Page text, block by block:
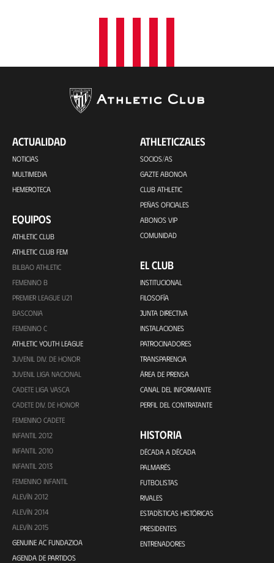
ACTUALIDAD
NOTICIAS
MULTIMEDIA
HEMEROTECA
EQUIPOS
ATHLETIC CLUB
ATHLETIC CLUB FEM
BILBAO ATHLETIC
FEMENINO B
PREMIER LEAGUE U21
BASCONIA
FEMENINO C
ATHLETIC YOUTH LEAGUE
JUVENIL DIV. DE HONOR
JUVENIL LIGA NACIONAL
CADETE LIGA VASCA
CADETE DIV. DE HONOR
FEMENINO CADETE
INFANTIL 2012
INFANTIL 2010
INFANTIL 2013
FEMENINO INFANTIL
ALEVÍN 2012
ALEVÍN 2014
ALEVÍN 2015
GENUINE AC FUNDAZIOA
AGENDA DE PARTIDOS
ATHLETICZALES
SOCIOS/AS
GAZTE ABONOA
CLUB ATHLETIC
PEÑAS OFICIALES
ABONOS VIP
COMUNIDAD
EL CLUB
INSTITUCIONAL
FILOSOFÍA
JUNTA DIRECTIVA
INSTALACIONES
PATROCINADORES
TRANSPARENCIA
ÁREA DE PRENSA
CANAL DEL INFORMANTE
PERFIL DEL CONTRATANTE
HISTORIA
DÉCADA A DÉCADA
PALMARÉS
FUTBOLISTAS
RIVALES
ESTADÍSTICAS HISTÓRICAS
PRESIDENTES
ENTRENADORES